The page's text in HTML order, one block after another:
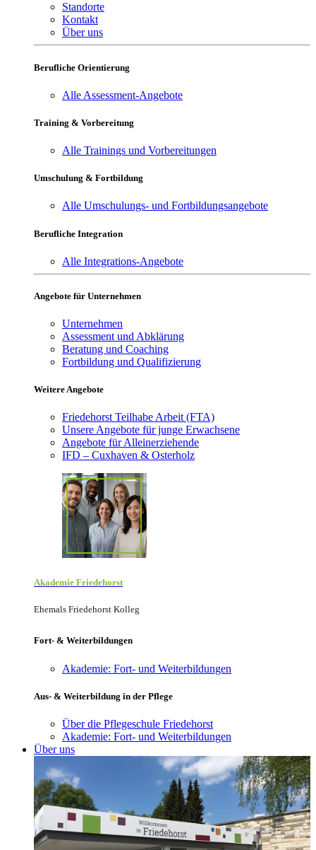
Standorte
Kontakt
Über uns
Berufliche Orientierung
Alle Assessment-Angebote
Training & Vorbereitung
Alle Trainings und Vorbereitungen
Umschulung & Fortbildung
Alle Umschulungs- und Fortbildungsangebote
Berufliche Integration
Alle Integrations-Angebote
Angebote für Unternehmen
Unternehmen
Assessment und Abklärung
Beratung und Coaching
Fortbildung und Qualifizierung
Weitere Angebote
Friedehorst Teilhabe Arbeit (FTA)
Unsere Angebote für junge Erwachsene
Angebote für Alleinerziehende
IFD – Cuxhaven & Osterholz
Akademie Friede­horst
Ehemals Friedehorst Kolleg
Fort- & Weiterbildungen
Akademie: Fort- und Weiterbildungen
Aus- & Weiterbildung in der Pflege
Über die Pflegeschule Friedehorst
Akademie: Fort- und Weiterbildungen
Über uns